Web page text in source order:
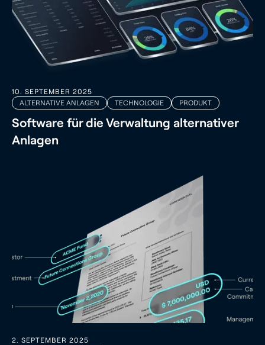
10. SEPTEMBER 2025
ALTERNATIVE ANLAGEN
TECHNOLOGIE PRODUKT
Software für die Verwaltung alternativer
Anlagen
2. SEPTEMBER 2025